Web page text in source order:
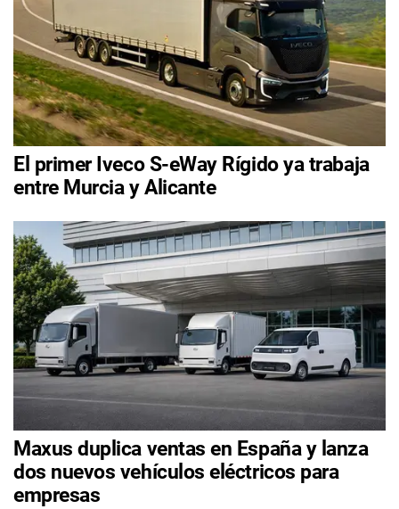
El primer Iveco S-eWay Rígido ya trabaja
entre Murcia y Alicante
Maxus duplica ventas en España y lanza
dos nuevos vehículos eléctricos para
empresas